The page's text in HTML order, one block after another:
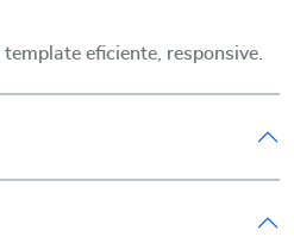
eficiente, responsive.